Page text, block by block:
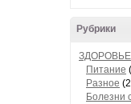
Рубрики
ЗДОРОВЬЕ
Питание
Разное
Болезни